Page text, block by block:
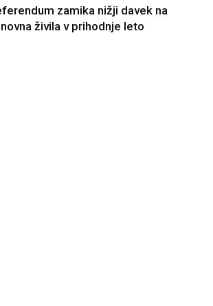
zamika nižji davek na
živila v prihodnje leto